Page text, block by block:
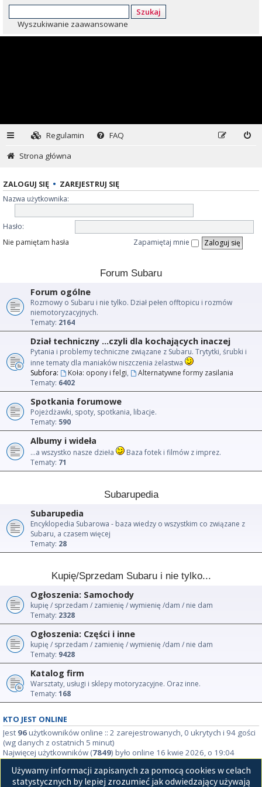
Szukaj
Wyszukiwanie zaawansowane
Regulamin
FAQ
Strona główna
ZALOGUJ SIĘ • ZAREJESTRUJ SIĘ
Nazwa użytkownika:
Hasło:
Nie pamiętam hasła
Zapamiętaj mnie
Forum Subaru
Forum ogólne
Rozmowy o Subaru i nie tylko. Dział pełen offtopicu i rozmów
niemotoryzacyjnych.
Tematy: 2164
Dział techniczny ...czyli dla kochających inaczej
Pytania i problemy techniczne związane z Subaru. Trytytki, śrubki i
inne tematy dla maniaków niszczenia żelastwa
Subfora:
Koła: opony i felgi,
Alternatywne formy zasilania
Tematy: 6402
Spotkania forumowe
Pojeżdżawki, spoty, spotkania, libacje.
Tematy: 590
Albumy i wideła
...a wszystko nasze dzieła
Baza fotek i filmów z imprez.
Tematy: 71
Subarupedia
Subarupedia
Encyklopedia Subarowa - baza wiedzy o wszystkim co związane z
Subaru, a czasem więcej
Tematy: 28
Kupię/Sprzedam Subaru i nie tylko...
Ogłoszenia: Samochody
kupię / sprzedam / zamienię / wymienię /dam / nie dam
Tematy: 2328
Ogłoszenia: Części i inne
kupię / sprzedam / zamienię / wymienię /dam / nie dam
Tematy: 9428
Katalog firm
Warsztaty, usługi i sklepy motoryzacyjne. Oraz inne.
Tematy: 168
KTO JEST ONLINE
Jest 96użytkowników online :: 2 zarejestrowanych, 0 ukrytych i 94 gości
(wg danych z ostatnich 5 minut)
Najwięcej użytkowników (7849) było online 16 kwie 2026, o 19:04
STATYSTYKI
Używamy informacji zapisanych za pomocą cookies w celach
statystycznych by lepiej zrozumieć jak odwiedzający używają